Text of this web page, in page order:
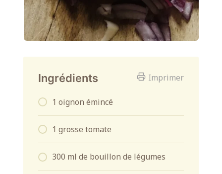
Imprimer
Ingrédients
1 oignon émincé
1 grosse tomate
300 ml de bouillon de légumes